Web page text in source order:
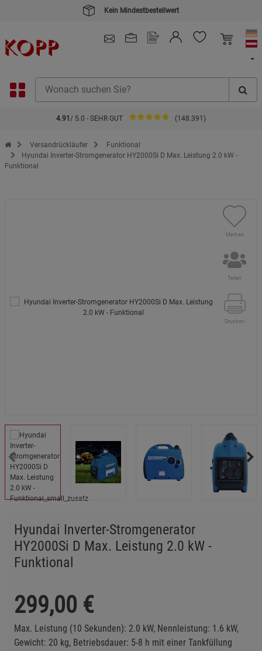
Kein Mindestbestellwert
4.91 / 5.0 - SEHR GUT (148.391)
Zur Startseite des Kopp Verlag Online-Shop
Versandrückläufer
Funktional
Hyundai Inverter-Stromgenerator HY2000Si D Max. Leistung 2.0 kW -
Funktional
Merken
Teilen
Drucken
Hyundai Inverter-Stromgenerator
HY2000Si D Max. Leistung 2.0 kW -
Funktional
299,00 €
Max. Leistung (10 Sekunden): 2.0 kW, Nennleistung: 1.6 kW,
Gewicht: 20 kg, Betriebsdauer: 5-8 h mit einer Tankfüllung